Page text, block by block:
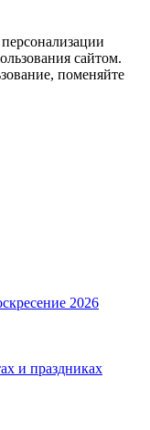
сайтом.
поменяйте
2026
и праздниках